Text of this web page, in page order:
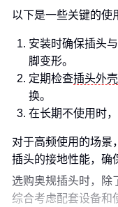
以下是一些关键的使
安装时确保插头
脚变形。
定期检查插头外壳
换。
在长期不使用时
对于高频使用的场景
插头的接地性能，确
选购奥规插头时，除
综合考虑配套设备和